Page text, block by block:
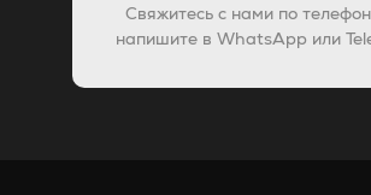
Свяжитесь с нами по
напишите в WhatsApp или